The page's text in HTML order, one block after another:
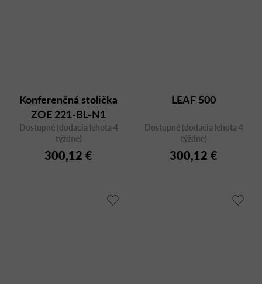
Konferenčná stolička
ZOE 221-BL-N1
Dostupné (dodacia lehota 4
týždne)
300,12 €
LEAF 500
Dostupné (dodacia lehota 4
týždne)
300,12 €